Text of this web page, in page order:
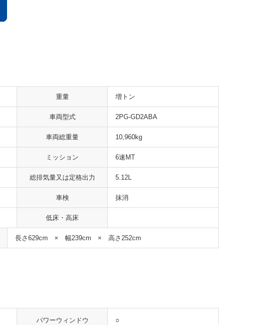
重量 増トン
車両型式 2PG-GD2ABA
車両総重量 10,960kg
ミッション 6速MT
総排気量又は定格出力 5.12L
車検 抹消
低床・高床
長さ629cm × 幅239cm × 高さ252cm
パワーウィンドウ ○